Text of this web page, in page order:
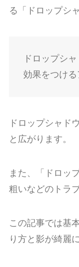
る「ドロップシ
ドロップシ
効果をつける
ドロップシャド
と広がります。
また、「ドロッ
粗いなどのトラ
この記事では基
り方と影が綺麗